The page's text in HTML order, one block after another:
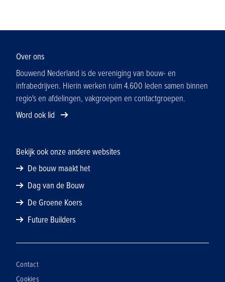
Over ons
Bouwend Nederland is de vereniging van bouw- en
infrabedrijven. Hierin werken ruim 4.600 leden samen binnen
regio's en afdelingen, vakgroepen en contactgroepen.
Word ook lid
Bekijk ook onze andere websites
De bouw maakt het
Dag van de Bouw
De Groene Koers
Future Builders
Contact
Cookies